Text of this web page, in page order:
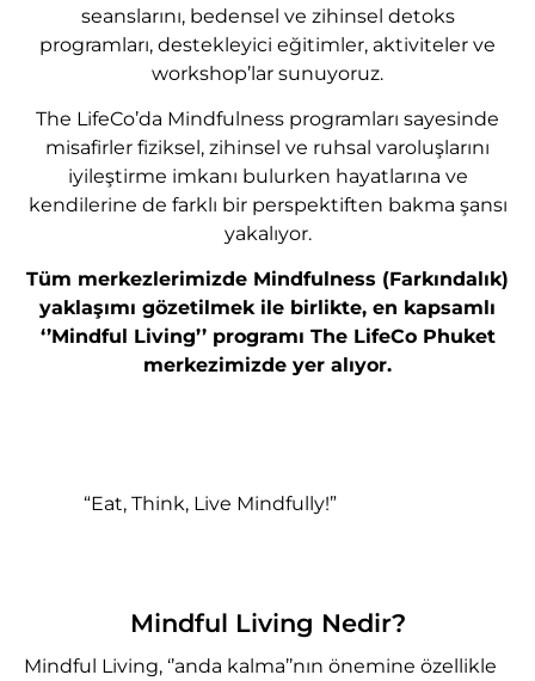
seanslarını, bedensel ve zihinsel detoks
programları, destekleyici eğitimler, aktiviteler ve
workshop’lar sunuyoruz.
The LifeCo’da Mindfulness programları sayesinde
misafirler fiziksel, zihinsel ve ruhsal varoluşlarını
iyileştirme imkanı bulurken hayatlarına ve
kendilerine de farklı bir perspektiften bakma şansı
yakalıyor.
Tüm merkezlerimizde Mindfulness (Farkındalık)
yaklaşımı gözetilmek ile birlikte, en kapsamlı
‘’Mindful Living’’ programı The LifeCo Phuket
merkezimizde yer alıyor.
“Eat, Think, Live Mindfully!”
Mindful Living Nedir?
Mindful Living, ‘’anda kalma’’nın önemine özellikle